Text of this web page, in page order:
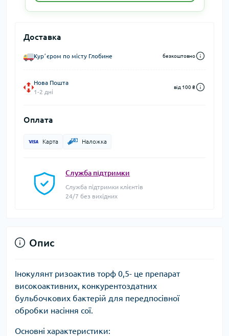
Доставка
Курʼєром по місту Глобине безкоштовно
Нова Пошта
1-2 дні
від 100 ₴
Оплата
Карта Наложка
Служба підтримки
Служба підтримки клієнтів
24/7 без вихідних
Опис
Інокулянт ризоактив торф 0,5- це препарат
високоактивних, конкурентоздатних
бульбочкових бактерій для передпосівної
обробки насіння сої.
Основні характеристики: